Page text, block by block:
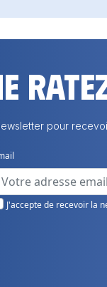
pour
J'accepte de recevoir la